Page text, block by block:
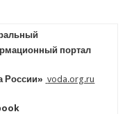
портал
России» voda.org.ru